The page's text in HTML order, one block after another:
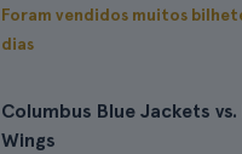
Foram vendidos muitos
dias
Columbus Blue Jackets
Wings